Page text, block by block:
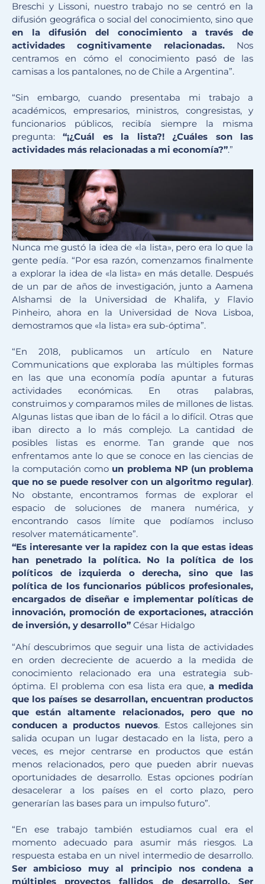
Breschi y Lissoni, nuestro trabajo no se centró en la
difusión geográfica o social del conocimiento, sino que
en la difusión del conocimiento a través de
actividades cognitivamente relacionadas. Nos
centramos en cómo el conocimiento pasó de las
camisas a los pantalones, no de Chile a Argentina”.
“Sin embargo, cuando presentaba mi trabajo a
académicos, empresarios, ministros, congresistas, y
funcionarios públicos, recibía siempre la misma
pregunta: “¡¿Cuál es la lista?! ¿Cuáles son las
actividades más relacionadas a mi economía?”.”
Nunca me gustó la idea de «la lista», pero era lo que la
gente pedía. “Por esa razón, comenzamos finalmente
a explorar la idea de «la lista» en más detalle. Después
de un par de años de investigación, junto a Aamena
Alshamsi de la Universidad de Khalifa, y Flavio
Pinheiro, ahora en la Universidad de Nova Lisboa,
demostramos que «la lista» era sub-óptima”.
“En 2018, publicamos un artículo en Nature
Communications que exploraba las múltiples formas
en las que una economía podía apuntar a futuras
actividades económicas. En otras palabras,
construimos y comparamos miles de millones de listas.
Algunas listas que iban de lo fácil a lo difícil. Otras que
iban directo a lo más complejo. La cantidad de
posibles listas es enorme. Tan grande que nos
enfrentamos ante lo que se conoce en las ciencias de
la computación como un problema NP (un problema
que no se puede resolver con un algoritmo regular).
No obstante, encontramos formas de explorar el
espacio de soluciones de manera numérica, y
encontrando casos límite que podíamos incluso
resolver matemáticamente”.
“Es interesante ver la rapidez con la que estas ideas
han penetrado la política. No la política de los
políticos de izquierda o derecha, sino que las
política de los funcionarios públicos profesionales,
encargados de diseñar e implementar políticas de
innovación, promoción de exportaciones, atracción
de inversión, y desarrollo” César Hidalgo
“Ahí descubrimos que seguir una lista de actividades
en orden decreciente de acuerdo a la medida de
conocimiento relacionado era una estrategia sub-
óptima. El problema con esa lista era que, a medida
que los países se desarrollan, encuentran productos
que están altamente relacionados, pero que no
conducen a productos nuevos. Estos callejones sin
salida ocupan un lugar destacado en la lista, pero a
veces, es mejor centrarse en productos que están
menos relacionados, pero que pueden abrir nuevas
oportunidades de desarrollo. Estas opciones podrían
desacelerar a los países en el corto plazo, pero
generarían las bases para un impulso futuro”.
“En ese trabajo también estudiamos cual era el
momento adecuado para asumir más riesgos. La
respuesta estaba en un nivel intermedio de desarrollo.
Ser ambicioso muy al principio nos condena a
múltiples proyectos fallidos de desarrollo. Ser